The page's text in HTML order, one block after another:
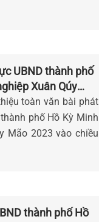
UBND thành phố
Xuân Qúy
toàn văn bài phát
phố Hồ Kỳ Minh
Mão 2023 vào chiều
thành phố Hồ